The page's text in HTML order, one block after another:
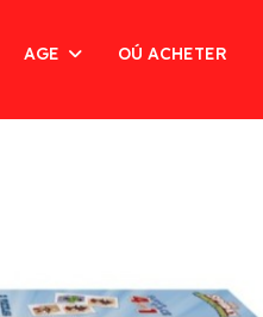
AGE OÚ ACHETER